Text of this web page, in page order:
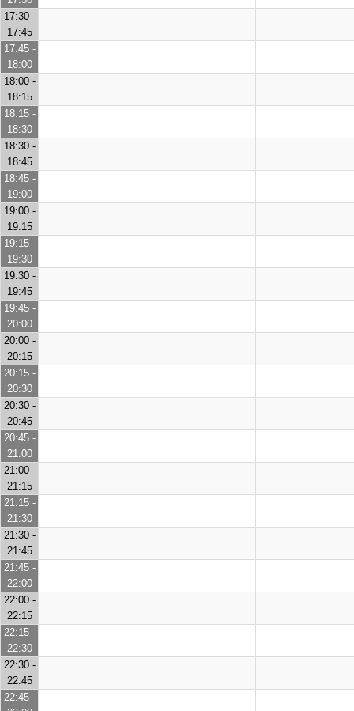
17:30 -
17:45
17:45 -
18:00
18:00 -
18:15
18:15 -
18:30
18:30 -
18:45
18:45 -
19:00
19:00 -
19:15
19:15 -
19:30
19:30 -
19:45
19:45 -
20:00
20:00 -
20:15
20:15 -
20:30
20:30 -
20:45
20:45 -
21:00
21:00 -
21:15
21:15 -
21:30
21:30 -
21:45
21:45 -
22:00
22:00 -
22:15
22:15 -
22:30
22:30 -
22:45
22:45 -